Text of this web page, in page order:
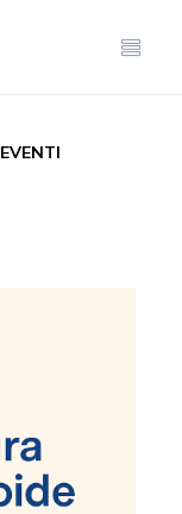
EVENTI